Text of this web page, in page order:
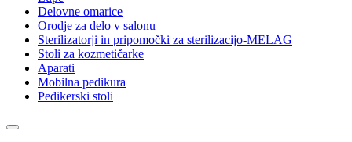
Delovne omarice
Orodje za delo v salonu
Sterilizatorji in pripomočki za sterilizacijo-MELAG
Stoli za kozmetičarke
Aparati
Mobilna pedikura
Pedikerski stoli